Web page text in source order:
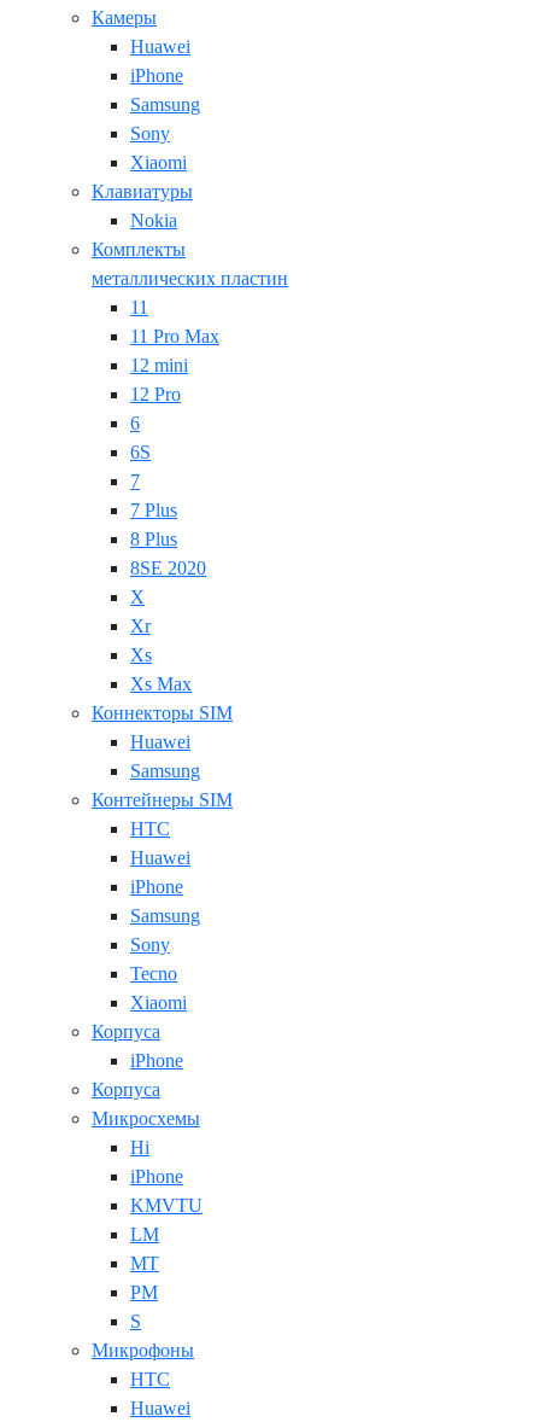
Камеры
Huawei
iPhone
Samsung
Sony
Xiaomi
Клавиатуры
Nokia
Комплекты
металлических пластин
11
11 Pro Max
12 mini
12 Pro
6
6S
7
7 Plus
8 Plus
8SE 2020
X
Xr
Xs
Xs Max
Коннекторы SIM
Huawei
Samsung
Контейнеры SIM
HTC
Huawei
iPhone
Samsung
Sony
Tecno
Xiaomi
Корпуса
iPhone
Корпуса
Микросхемы
Hi
iPhone
KMVTU
LM
MT
PM
S
Микрофоны
HTC
Huawei